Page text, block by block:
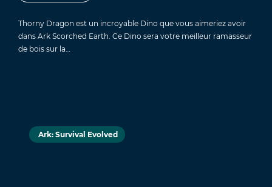
Thorny Dragon est un incroyable Dino que vous aimeriez avoir
dans Ark Scorched Earth. Ce Dino sera votre meilleur ramasseur
de bois sur la…
Ark: Survival Evolved